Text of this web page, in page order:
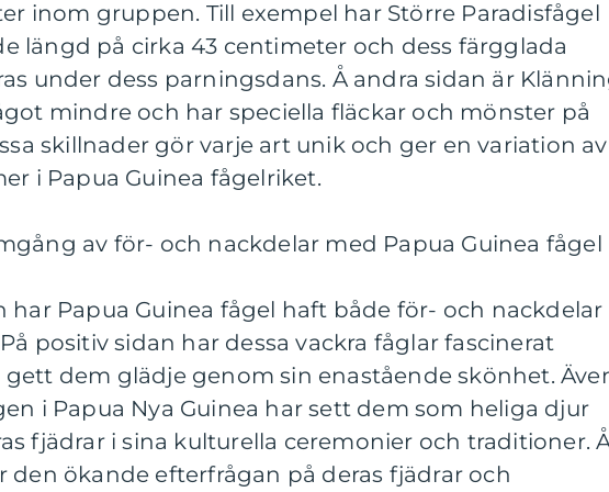
inom gruppen. Till exempel har Större Paradisfågel
längd på cirka 43 centimeter och dess färgglada
under dess parningsdans. Å andra sidan är
mindre och har speciella fläckar och mönster på
skillnader gör varje art unik och ger en variation av
i Papua Guinea fågelriket.
av för- och nackdelar med Papua Guinea fågel
har Papua Guinea fågel haft både för- och nackdelar
positiv sidan har dessa vackra fåglar fascinerat
dem glädje genom sin enastående skönhet.
i Papua Nya Guinea har sett dem som heliga djur
fjädrar i sina kulturella ceremonier och traditioner.
den ökande efterfrågan på deras fjädrar och